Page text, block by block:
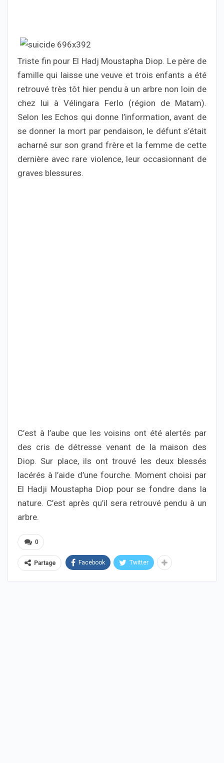
Triste fin pour El Hadj Moustapha Diop. Le père de
famille qui laisse une veuve et trois enfants a été
retrouvé très tôt hier pendu à un arbre non loin de
chez lui à Vélingara Ferlo (région de Matam).
Selon les Echos qui donne l’information, avant de
se donner la mort par pendaison, le défunt s’était
acharné sur son grand frère et la femme de cette
dernière avec rare violence, leur occasionnant de
graves blessures.
C’est à l’aube que les voisins ont été alertés par
des cris de détresse venant de la maison des
Diop. Sur place, ils ont trouvé les deux blessés
lacérés à l’aide d’une fourche. Moment choisi par
El Hadji Moustapha Diop pour se fondre dans la
nature. C’est après qu’il sera retrouvé pendu à un
arbre.
0
Partage Facebook Twitter